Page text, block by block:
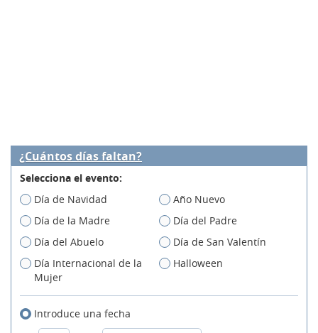
¿Cuántos días faltan?
Selecciona el evento:
Día de Navidad
Año Nuevo
Día de la Madre
Día del Padre
Día del Abuelo
Día de San Valentín
Día Internacional de la
Mujer
Halloween
Introduce una fecha